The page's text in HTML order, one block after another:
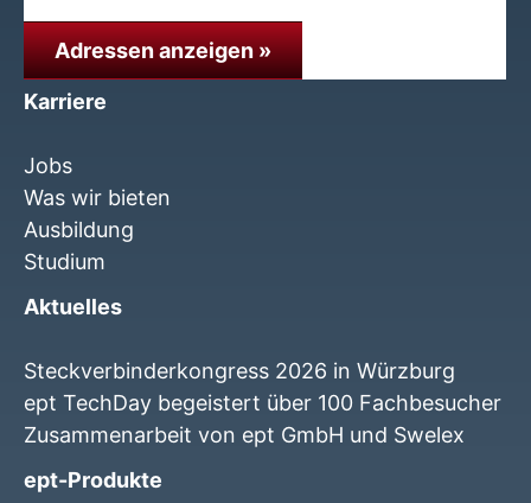
Adressen anzeigen »
Karriere
Jobs
Was wir bieten
Ausbildung
Studium
Aktuelles
Steckverbinderkongress 2026 in Würzburg
ept TechDay begeistert über 100 Fachbesucher
Zusammenarbeit von ept GmbH und Swelex
ept-Produkte